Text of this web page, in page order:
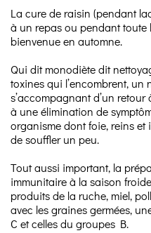
La cure de raisin (pendant
à un repas ou pendant toute
bienvenue en automne.
Qui dit monodiète dit
toxines qui l’encombrent, un
s’accompagnant d’un
à une élimination de
organisme dont foie, reins et
de souffler un peu.
Tout aussi important, la
immunitaire à la saison
produits de la ruche, miel,
avec les graines germées,
C et celles du groupes B.